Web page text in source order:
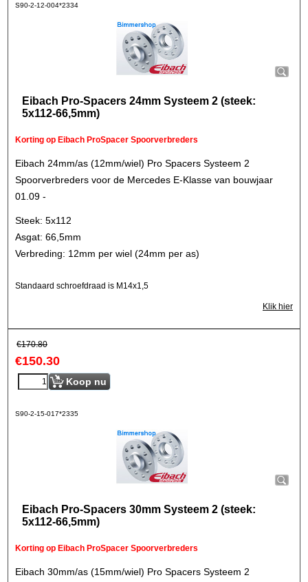
S90-2-12-004*2334
Eibach Pro-Spacers 24mm Systeem 2 (steek:
5x112-66,5mm)
Korting op Eibach ProSpacer Spoorverbreders
Eibach 24mm/as (12mm/wiel) Pro Spacers Systeem 2
Spoorverbreders voor de Mercedes E-Klasse van bouwjaar
01.09 -
Steek: 5x112
Asgat: 66,5mm
Verbreding: 12mm per wiel (24mm per as)
Standaard schroefdraad is M14x1,5
Klik hier
€170.80
€150.30
Koop nu
S90-2-15-017*2335
Eibach Pro-Spacers 30mm Systeem 2 (steek:
5x112-66,5mm)
Korting op Eibach ProSpacer Spoorverbreders
Eibach 30mm/as (15mm/wiel) Pro Spacers Systeem 2